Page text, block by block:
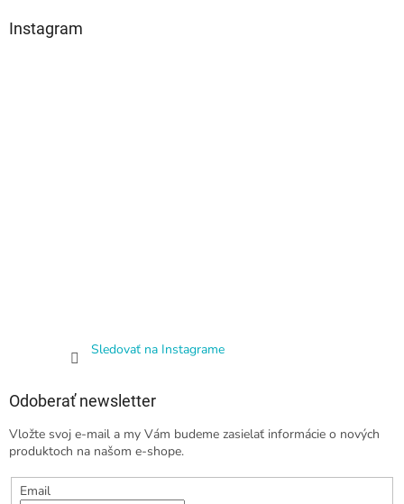
Instagram
Sledovať na Instagrame
Odoberať newsletter
Vložte svoj e-mail a my Vám budeme zasielať informácie o nových
produktoch na našom e-shope.
Email